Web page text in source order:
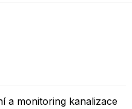
a monitoring kanalizace